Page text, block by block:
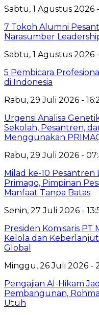
Sabtu, 1 Agustus 2026
7 Tokoh Alumni
Narasumber
Sabtu, 1 Agustus 2026
5 Pembicara
di Indonesia
Rabu, 29 Juli 2026 -
Urgensi Analisa
Sekolah, Pesantren,
Menggunakan
Rabu, 29 Juli 2026 -
Milad ke-10
Primago, Pimpinan
Manfaat Tanpa Batas
Senin, 27 Juli 2026 -
Presiden Komisaris PT
Kelola dan
Global
Minggu, 26 Juli 2026 -
Pengajian Al-Hikam
Pembangunan,
Utuh